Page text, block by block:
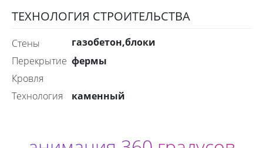
ТЕХНОЛОГИЯ СТРОИТЕЛЬСТВА
стены
газобетон,блоки
перекрытие фермы
Кровля
технология
каменный